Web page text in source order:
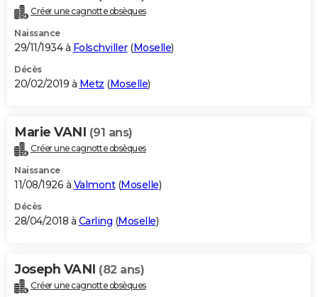
Créer une cagnotte obsèques
Naissance
29/11/1934 à Folschviller(Moselle)
Décès
20/02/2019 à Metz (Moselle)
Marie VANI (91 ans)
Créer une cagnotte obsèques
Naissance
11/08/1926 à Valmont(Moselle)
Décès
28/04/2018 à Carling (Moselle)
Joseph VANI (82 ans)
Créer une cagnotte obsèques